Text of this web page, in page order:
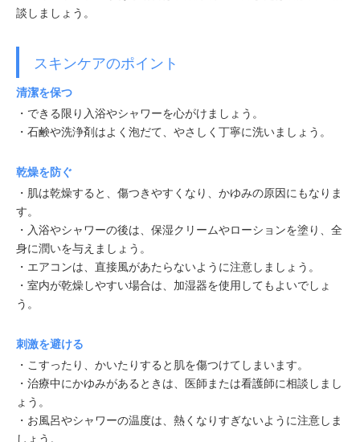
談しましょう。
スキンケアのポイント
清潔を保つ
・できる限り入浴やシャワーを心がけましょう。
・石鹸や洗浄剤はよく泡だて、やさしく丁寧に洗いましょう。
乾燥を防ぐ
・肌は乾燥すると、傷つきやすくなり、かゆみの原因にもなりま
す。
・入浴やシャワーの後は、保湿クリームやローションを塗り、全
身に潤いを与えましょう。
・エアコンは、直接風があたらないように注意しましょう。
・室内が乾燥しやすい場合は、加湿器を使用してもよいでしょ
う。
刺激を避ける
・こすったり、かいたりすると肌を傷つけてしまいます。
・治療中にかゆみがあるときは、医師または看護師に相談しまし
ょう。
・お風呂やシャワーの温度は、熱くなりすぎないように注意しま
しょう。